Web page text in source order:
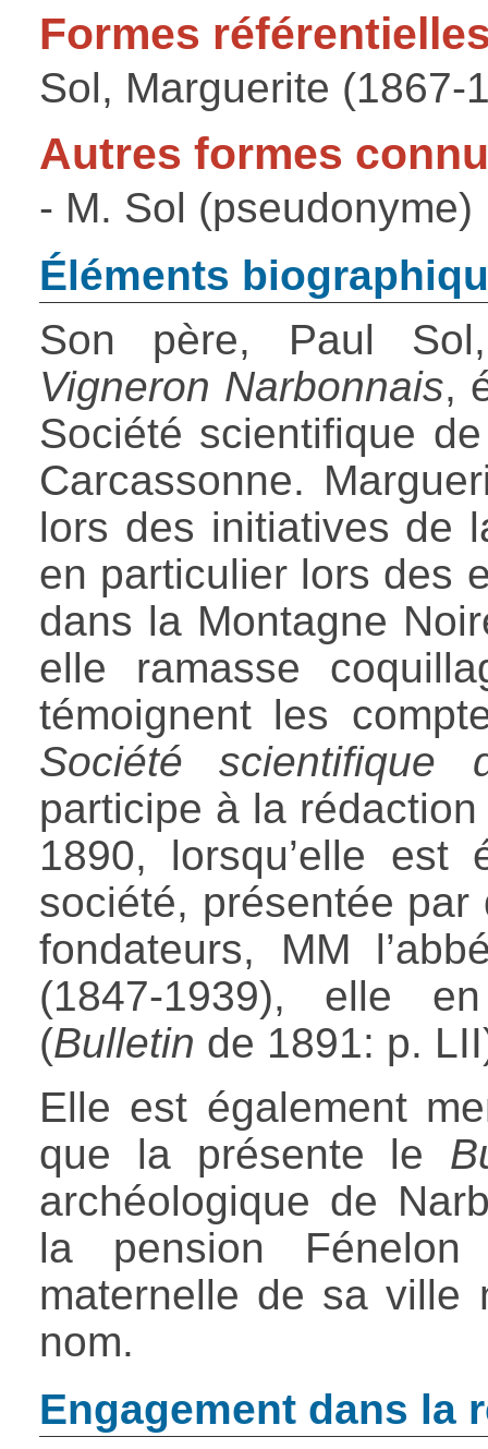
Formes
Sol, Marguerite (1867-
Autres formes
- M. Sol (pseudonyme)
Éléments
Son père, Paul
Vigneron Narbonnais,
Société scientifique
Carcassonne.
lors des initiatives de
en particulier lors des
dans la Montagne
elle ramasse
témoignent les
Société scientifique
participe à la
1890, lorsqu’elle
société, présentée
fondateurs, MM
(1847-1939), elle
(Bulletin de 1891: p.
Elle est également
que la présente le
archéologique de
la pension
maternelle de sa ville
nom.
Engagement dans la